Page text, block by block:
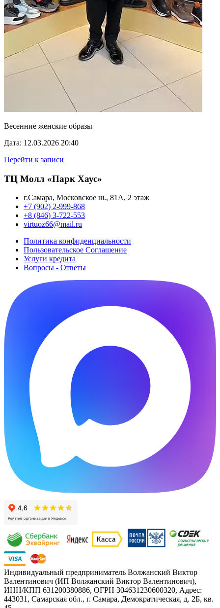
Весенние женские образы
Дата: 12.03.2026 20:40
Перейти к записи
ТЦ Молл «Парк Хаус»
г.Самара, Московское ш., 81А, 2 этаж
+7 (902) 2-999-868
+8 (846) 3-722-553
virtuoz66@mail.ru
Политика конфиденциальности
Пользовательское Cоглашение
Услуги кредита
Вопросы - Ответы
Индивидуальный предприниматель Волжанский Виктор
Валентинович (ИП Волжанский Виктор Валентинович),
ИНН/КПП 631200380886, ОГРН 304631230600320, Адрес:
443031, Самарская обл., г. Самара, Демократическая, д. 2Б, кв.